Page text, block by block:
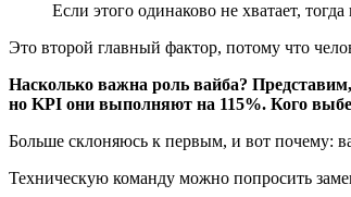
Если этого одинаково не хватает,
Это второй главный фактор, потому что
Насколько важна роль вайба?
но KPI они выполняют на 115%. Кого
Больше склоняюсь к первым, и вот почему:
Техническую команду можно попросить